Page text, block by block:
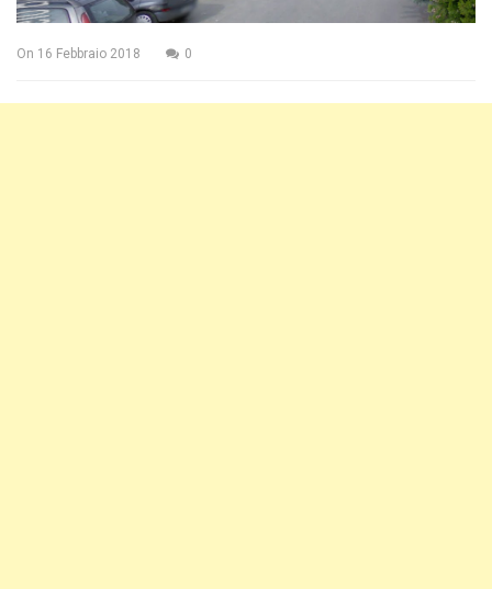
On 16 Febbraio 2018 0